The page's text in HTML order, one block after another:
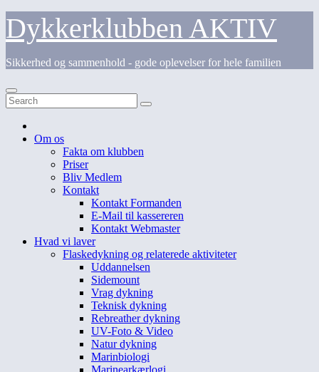
Skip
content
Dykkerklubben AKTIV
Sikkerhed og sammenhold - gode oplevelser for hele familien
Om os
Fakta om klubben
Priser
Bliv Medlem
Kontakt
Kontakt Formanden
E-Mail til kassereren
Kontakt Webmaster
Hvad vi laver
Flaskedykning og relaterede aktiviteter
Uddannelsen
Sidemount
Vrag dykning
Teknisk dykning
Rebreather dykning
UV-Foto & Video
Natur dykning
Marinbiologi
Marinearkærlogi